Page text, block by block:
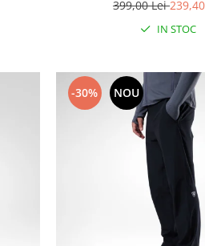
399,00 Lei
IN STOC
-30% NOU